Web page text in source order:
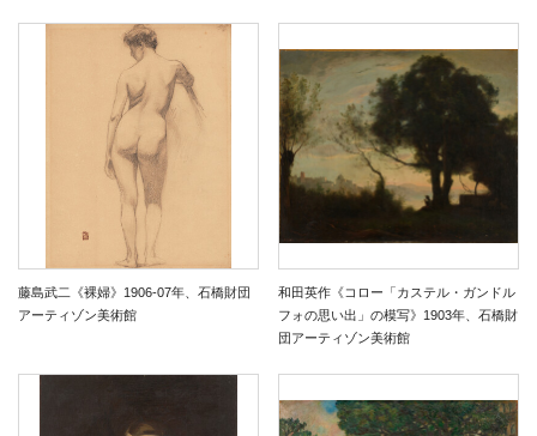
藤島武二《裸婦》1906-07年、石橋財団
アーティゾン美術館
和田英作《コロー「カステル・ガンドル
フォの思い出」の模写》1903年、石橋財
団アーティゾン美術館